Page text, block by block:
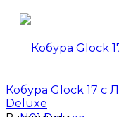
Кобура Glock 17 с
Deluxe